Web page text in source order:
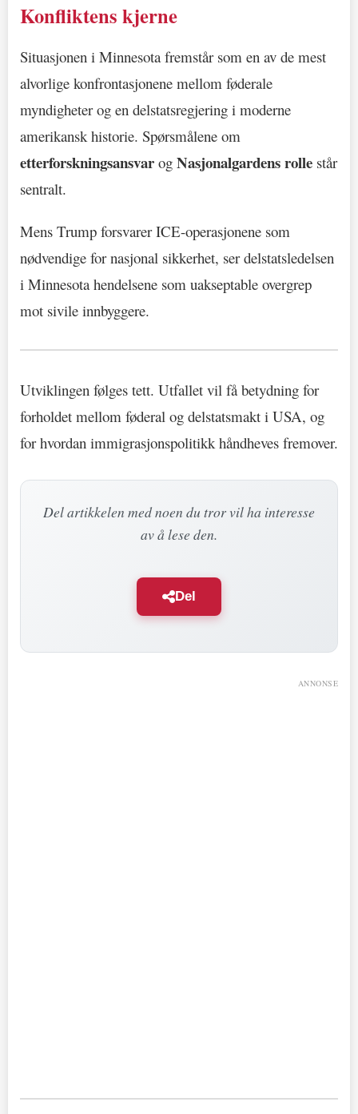
Konfliktens kjerne
Situasjonen i Minnesota fremstår som en av de mest
alvorlige konfrontasjonene mellom føderale
myndigheter og en delstatsregjering i moderne
amerikansk historie. Spørsmålene om
etterforskningsansvar og Nasjonalgardens rolle står
sentralt.
Mens Trump forsvarer ICE-operasjonene som
nødvendige for nasjonal sikkerhet, ser delstatsledelsen
i Minnesota hendelsene som uakseptable overgrep
mot sivile innbyggere.
Utviklingen følges tett. Utfallet vil få betydning for
forholdet mellom føderal og delstatsmakt i USA, og
for hvordan immigrasjonspolitikk håndheves fremover.
Del artikkelen med noen du tror vil ha interesse
av å lese den.
Del
ANNONSE